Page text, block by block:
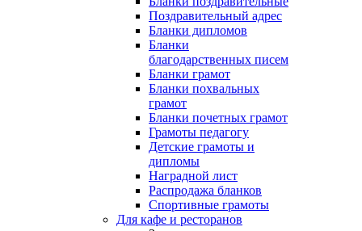
Поздравительный адрес
Бланки дипломов
Бланки
благодарственных писем
Бланки грамот
Бланки похвальных
грамот
Бланки почетных грамот
Грамоты педагогу
Детские грамоты и
дипломы
Наградной лист
Распродажа бланков
Спортивные грамоты
Для кафе и ресторанов